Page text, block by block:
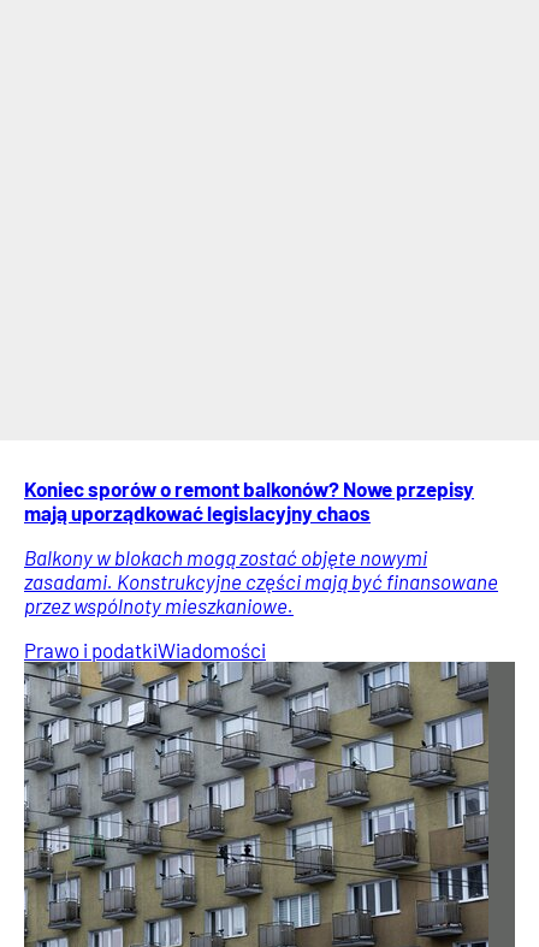
Koniec sporów o remont balkonów? Nowe przepisy
mają uporządkować legislacyjny chaos
Balkony w blokach mogą zostać objęte nowymi
zasadami. Konstrukcyjne części mają być finansowane
przez wspólnoty mieszkaniowe.
Prawo i podatkiWiadomości